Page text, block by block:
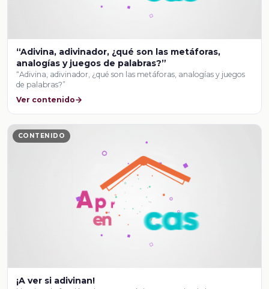
“Adivina, adivinador, ¿qué son las metáforas,
analogías y juegos de palabras?”
“Adivina, adivinador, ¿qué son las metáforas, analogías y juegos
de palabras?”
Ver contenido
CONTENIDO
¡A ver si adivinan!